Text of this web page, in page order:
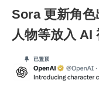
Sora 更新角色
人物等放入 AI